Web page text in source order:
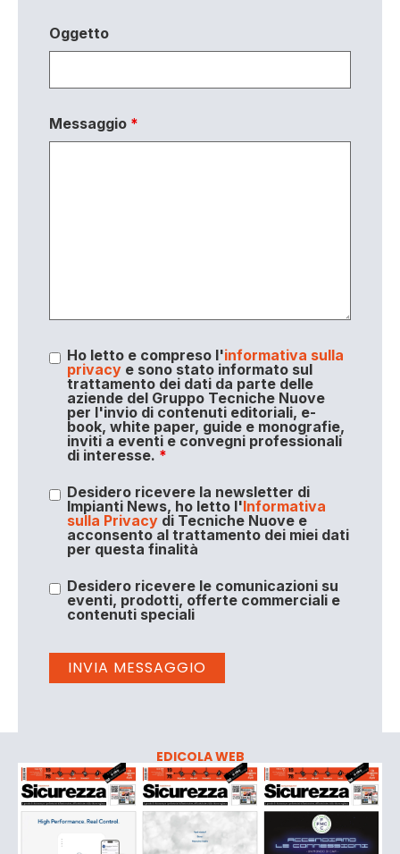
Oggetto
Messaggio *
Ho letto e compreso l'informativa sulla
privacye sono stato informato sul
trattamento dei dati da parte delle
aziende del Gruppo Tecniche Nuove
per l'invio di contenuti editoriali, e-
book, white paper, guide e monografie,
inviti a eventi e convegni professionali
di interesse. *
Desidero ricevere la newsletter di
Impianti News, ho letto l'Informativa
sulla Privacydi Tecniche Nuove e
acconsento al trattamento dei miei dati
per questa finalità
Desidero ricevere le comunicazioni su
eventi, prodotti, offerte commerciali e
contenuti speciali
EDICOLA WEB